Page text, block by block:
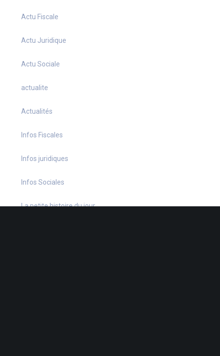
Actu Fiscale
Actu Juridique
Actu Sociale
actualite
Actualités
Infos Fiscales
Infos juridiques
Infos Sociales
La petite histoire du jour